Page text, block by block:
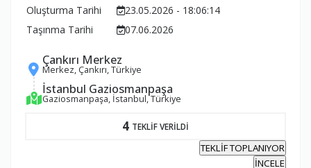
Oluşturma Tarihi
23.05.2026 - 18:06:14
Taşınma Tarihi
07.06.2026
Çankırı Merkez
Merkez, Çankırı, Türkiye
İstanbul Gaziosmanpaşa
Gaziosmanpaşa, İstanbul, Türkiye
4 TEKLİF VERİLDİ
TEKLİF TOPLANIYOR
İNCELE